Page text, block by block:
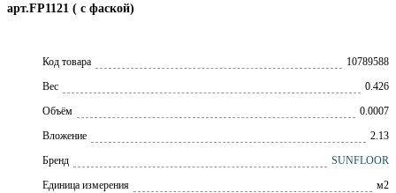
арт.FP1121 ( с фаской)
Код товара
10789588
Вес
0.426
Объём
0.0007
Вложение
2.13
Брeнд
SUNFLOOR
Единица измерения
м2